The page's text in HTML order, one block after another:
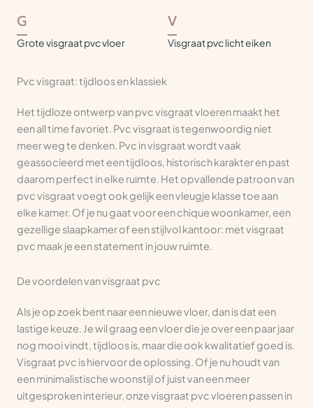
G
Grote visgraat pvc vloer
V
Visgraat pvc licht eiken
Pvc visgraat: tijdloos en klassiek
Het tijdloze ontwerp van pvc visgraat vloeren maakt het
een all time favoriet. Pvc visgraat is tegenwoordig niet
meer weg te denken. Pvc in visgraat wordt vaak
geassocieerd met een tijdloos, historisch karakter en past
daarom perfect in elke ruimte. Het opvallende patroon van
pvc visgraat voegt ook gelijk een vleugje klasse toe aan
elke kamer. Of je nu gaat voor een chique woonkamer, een
gezellige slaapkamer of een stijlvol kantoor: met visgraat
pvc maak je een statement in jouw ruimte.
De voordelen van visgraat pvc
Als je op zoek bent naar een nieuwe vloer, dan is dat een
lastige keuze. Je wil graag een vloer die je over een paar jaar
nog mooi vindt, tijdloos is, maar die ook kwalitatief goed is.
Visgraat pvc is hiervoor de oplossing. Of je nu houdt van
een minimalistische woonstijl of juist van een meer
uitgesproken interieur, onze visgraat pvc vloeren passen in